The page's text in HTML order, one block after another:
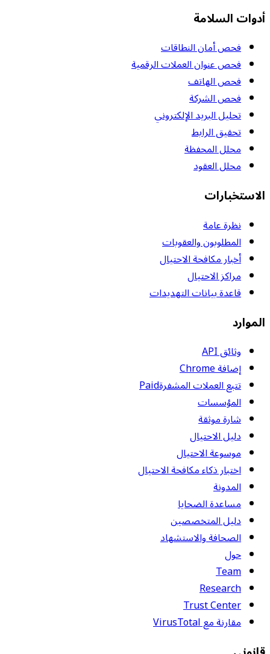
أدوات السلامة
فحص أمان النطاقات
فحص عنوان العملات الرقمية
فحص الهاتف
فحص الشركة
تحليل البريد الإلكتروني
تحقيق الرابط
محلل المحفظة
محلل العقود
الاستخبارات
نظرة عامة
المطلوبون والعقوبات
أخبار مكافحة الاحتيال
مراكز الاحتيال
قاعدة بيانات التهديدات
الموارد
وثائق API
إضافة Chrome
تتبع العملات المشفرةPaid
المؤسسات
شارة موثقة
دليل الاحتيال
موسوعة الاحتيال
اختبار ذكاء مكافحة الاحتيال
المدونة
مساعدة الضحايا
دليل المتخصصين
الصحافة والاستشهاد
حول
Team
Research
Trust Center
مقارنة مع VirusTotal